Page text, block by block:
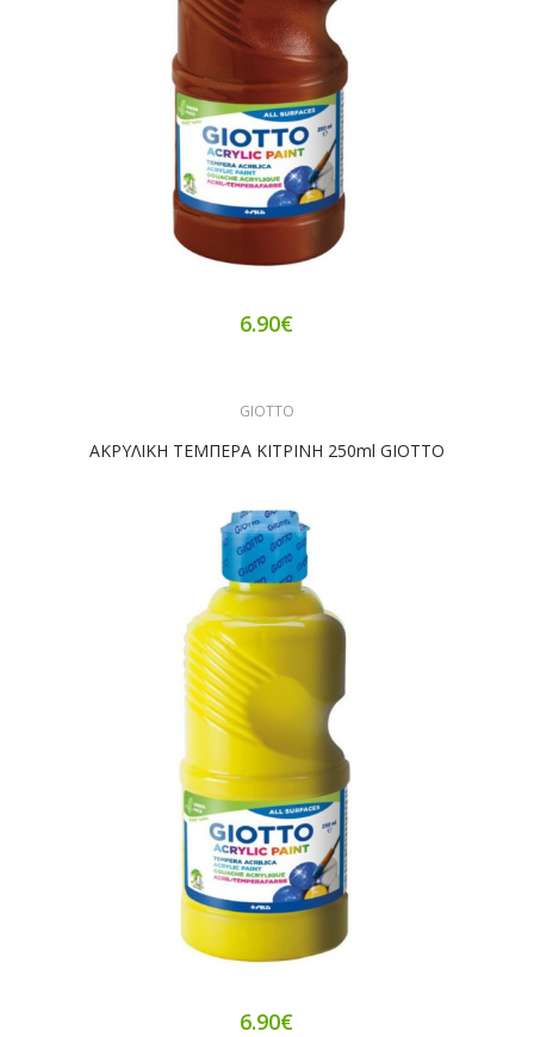
6.90€
GIOTTO
ΑΚΡΥΛΙΚΗ ΤΕΜΠΕΡΑ ΚΙΤΡΙΝΗ 250ml GIOTTO
6.90€